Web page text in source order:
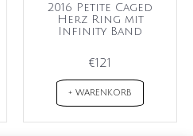
2016 Petite Caged
Herz Ring mit
Infinity Band
€121
+ WARENKORB